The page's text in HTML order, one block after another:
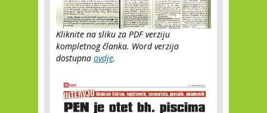
Kliknite na sliku za PDF verziju
kompletnog članka. Word verzija
dostupna ovdje.